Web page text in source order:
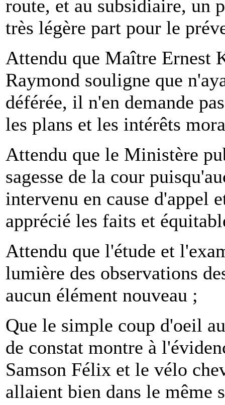
route, et au subsidiaire, un
très légère part pour le
Attendu que Maître Ernest
Raymond souligne que
déférée, il n'en demande
les plans et les intérêts
Attendu que le Ministère
sagesse de la cour
intervenu en cause d'appel
apprécié les faits et
Attendu que l'étude et
lumière des observations
aucun élément nouveau ;
Que le simple coup d'oeil
de constat montre à
Samson Félix et le vélo
allaient bien dans le même